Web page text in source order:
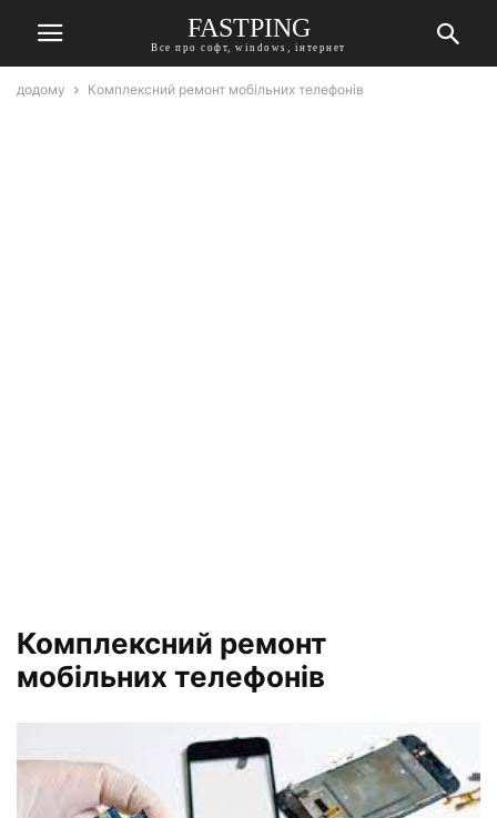
FASTPING
Все про софт, windows, інтернет
додому Комплексний ремонт мобільних телефонів
Комплексний ремонт
мобільних телефонів